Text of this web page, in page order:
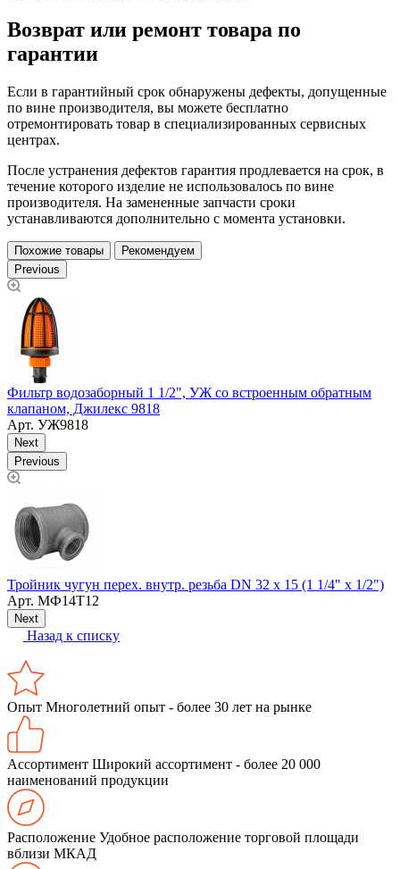
Возврат или ремонт товара по
гарантии
Если в гарантийный срок обнаружены дефекты, допущенные
по вине производителя, вы можете бесплатно
отремонтировать товар в специализированных сервисных
центрах.
После устранения дефектов гарантия продлевается на срок, в
течение которого изделие не использовалось по вине
производителя. На замененные запчасти сроки
устанавливаются дополнительно с момента установки.
Похожие товары
Рекомендуем
Previous
Фильтр водозаборный 1 1/2", УЖ со встроенным обратным
клапаном, Джилекс 9818
Арт. УЖ9818
Next
Previous
Тройник чугун перех. внутр. резьба DN 32 х 15 (1 1/4" х 1/2")
Арт. МФ14Т12
Next
Назад к списку
Опыт Многолетний опыт - более 30 лет на рынке
Ассортимент Широкий ассортимент - более 20 000
наименований продукции
Расположение Удобное расположение торговой площади
вблизи МКАД